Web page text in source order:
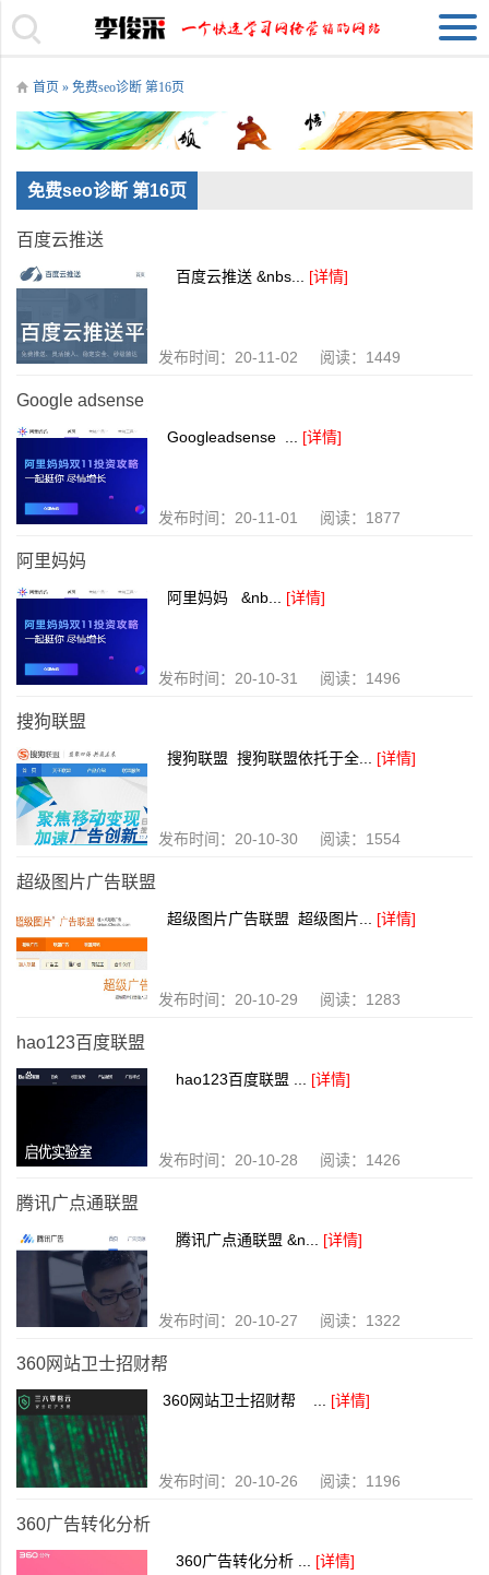
首页 » 免费seo诊断 第16页
免费seo诊断 第16页
百度云推送
百度云推送 &nbs... [详情]
发布时间：20-11-02 阅读：1449
Google adsense
Googleadsense ... [详情]
发布时间：20-11-01 阅读：1877
阿里妈妈
阿里妈妈 &nb... [详情]
发布时间：20-10-31 阅读：1496
搜狗联盟
搜狗联盟 搜狗联盟依托于全... [详情]
发布时间：20-10-30 阅读：1554
超级图片广告联盟
超级图片广告联盟 超级图片... [详情]
发布时间：20-10-29 阅读：1283
​hao123百度联盟
hao123百度联盟 ... [详情]
发布时间：20-10-28 阅读：1426
腾讯广点通联盟
腾讯广点通联盟 &n... [详情]
发布时间：20-10-27 阅读：1322
360网站卫士招财帮
360网站卫士招财帮 ... [详情]
发布时间：20-10-26 阅读：1196
360广告转化分析
360广告转化分析 ... [详情]